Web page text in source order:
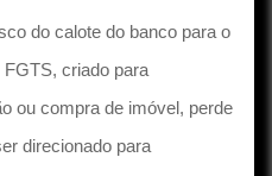
do calote do banco para o
FGTS, criado para
ou compra de imóvel, perde
direcionado para